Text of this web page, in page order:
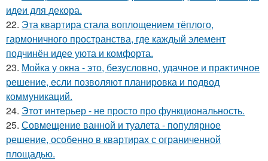
идеи для декора.
22. Эта квартира стала воплощением тёплого,
гармоничного пространства, где каждый элемент
подчинён идее уюта и комфорта.
23. Мойка у окна - это, безусловно, удачное и практичное
решение, если позволяют планировка и подвод
коммуникаций.
24. Этот интерьер - не просто про функциональность.
25. Совмещение ванной и туалета - популярное
решение, особенно в квартирах с ограниченной
площадью.